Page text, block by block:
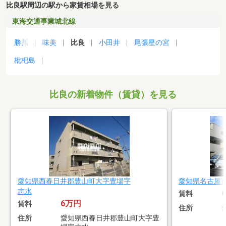
比良駅周辺の駅から家賃相場を見る
東海交通事業城北線
勝川 味美 比良 小田井 尾張星の宮
枇杷島
比良の新着物件（賃貸）を見る
愛知県西春日井郡豊山町大字豊場字
志水
賃料 6万円
住所
愛知県西春日井郡豊山町大字豊
愛知県名古屋
賃料
住所